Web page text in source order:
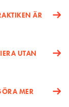
ÄR
UTAN
MER